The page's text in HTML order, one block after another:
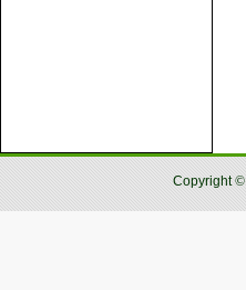
Copyright©